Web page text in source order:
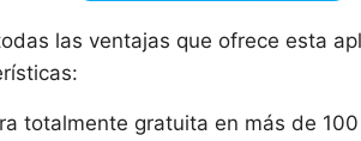
las ventajas que ofrece esta
totalmente gratuita en más de